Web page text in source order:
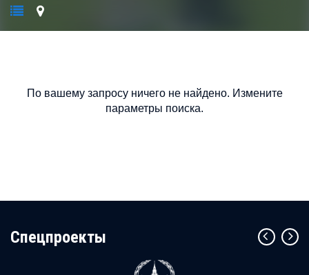
По вашему запросу ничего не найдено. Измените
параметры поиска.
Cпецпроекты